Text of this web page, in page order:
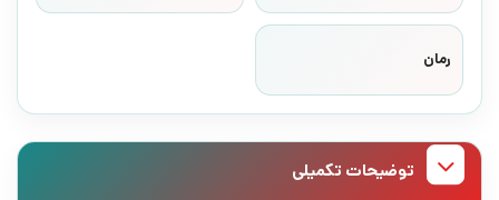
رمان
توضیحات تکمیلی